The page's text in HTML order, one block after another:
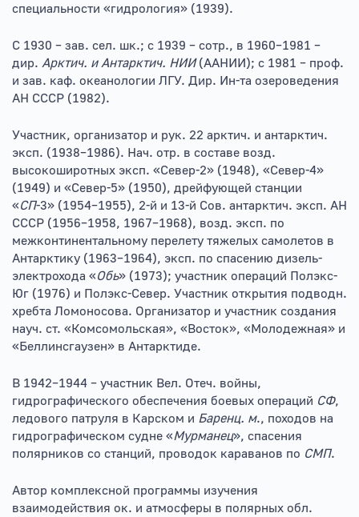
специальности «гидрология» (1939).
С 1930 – зав. сел. шк.; с 1939 – сотр., в 1960–1981 –
дир. Арктич. и Антарктич. НИИ(ААНИИ); с 1981 – проф.
и зав. каф. океанологии ЛГУ. Дир. Ин-та озероведения
АН СССР (1982).
Участник, организатор и рук. 22 арктич. и антарктич.
эксп. (1938–1986). Нач. отр. в составе возд.
высокоширотных эксп. «Север-2» (1948), «Север-4»
(1949) и «Север-5» (1950), дрейфующей станции
«СП-3» (1954–1955), 2-й и 13-й Сов. антарктич. эксп. АН
СССР (1956–1958, 1967–1968), возд. эксп. по
межконтинентальному перелету тяжелых самолетов в
Антарктику (1963–1964), эксп. по спасению дизель-
электрохода «Обь» (1973); участник операций Полэкс-
Юг (1976) и Полэкс-Север. Участник открытия подводн.
хребта Ломоносова. Организатор и участник создания
науч. ст. «Комсомольская», «Восток», «Молодежная» и
«Беллинсгаузен» в Антарктиде.
В 1942–1944 – участник Вел. Отеч. войны,
гидрографического обеспечения боевых операций СФ,
ледового патруля в Карском и Баренц. м., походов на
гидрографическом судне «Мурманец», спасения
полярников со станций, проводок караванов по СМП.
Автор комплексной программы изучения
взаимодействия ок. и атмосферы в полярных обл.